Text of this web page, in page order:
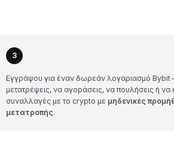
3
Εγγράψου για έναν δωρεάν λογαριασμό
μετατρέψεις, να αγοράσεις, να πουλήσεις ή να
συναλλαγές με το crypto με μηδενικές
μετατροπής.